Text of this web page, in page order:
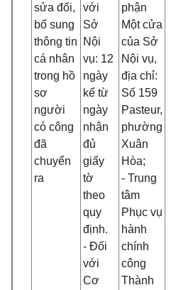
sửa đổi,
bổ sung
thông tin
cá nhân
trong hồ
sơ
người
có công
đã
chuyển
ra
với
Sở
Nội
vụ: 12
ngày
kể từ
ngày
nhận
đủ
giấy
tờ
theo
quy
định.
- Đối
với
Cơ
phận
Một cửa
của Sở
Nội vụ,
địa chỉ:
Số 159
Pasteur,
phường
Xuân
Hòa;
- Trung
tâm
Phục vụ
hành
chính
công
Thành